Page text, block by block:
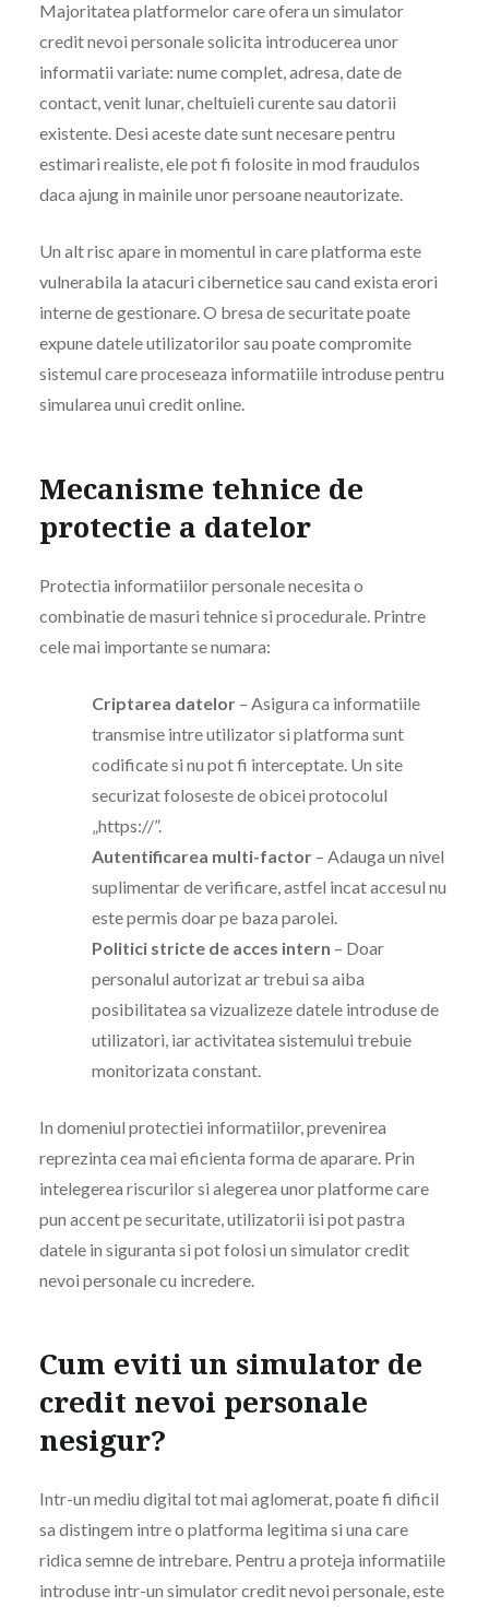
Majoritatea platformelor care ofera un simulator
credit nevoi personale solicita introducerea unor
informatii variate: nume complet, adresa, date de
contact, venit lunar, cheltuieli curente sau datorii
existente. Desi aceste date sunt necesare pentru
estimari realiste, ele pot fi folosite in mod fraudulos
daca ajung in mainile unor persoane neautorizate.
Un alt risc apare in momentul in care platforma este
vulnerabila la atacuri cibernetice sau cand exista erori
interne de gestionare. O bresa de securitate poate
expune datele utilizatorilor sau poate compromite
sistemul care proceseaza informatiile introduse pentru
simularea unui credit online.
Mecanisme tehnice de
protectie a datelor
Protectia informatiilor personale necesita o
combinatie de masuri tehnice si procedurale. Printre
cele mai importante se numara:
Criptarea datelor– Asigura ca informatiile
transmise intre utilizator si platforma sunt
codificate si nu pot fi interceptate. Un site
securizat foloseste de obicei protocolul
„https://”.
Autentificarea multi-factor– Adauga un nivel
suplimentar de verificare, astfel incat accesul nu
este permis doar pe baza parolei.
Politici stricte de acces intern – Doar
personalul autorizat ar trebui sa aiba
posibilitatea sa vizualizeze datele introduse de
utilizatori, iar activitatea sistemului trebuie
monitorizata constant.
In domeniul protectiei informatiilor, prevenirea
reprezinta cea mai eficienta forma de aparare. Prin
intelegerea riscurilor si alegerea unor platforme care
pun accent pe securitate, utilizatorii isi pot pastra
datele in siguranta si pot folosi un simulator credit
nevoi personale cu incredere.
Cum eviti un simulator de
credit nevoi personale
nesigur?
Intr-un mediu digital tot mai aglomerat, poate fi dificil
sa distingem intre o platforma legitima si una care
ridica semne de intrebare. Pentru a proteja informatiile
introduse intr-un simulator credit nevoi personale, este